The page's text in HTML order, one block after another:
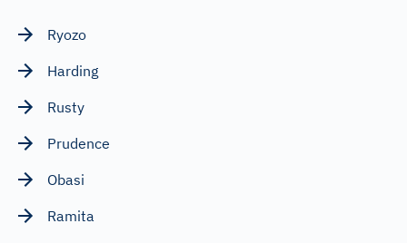
Ryozo
Harding
Rusty
Prudence
Obasi
Ramita